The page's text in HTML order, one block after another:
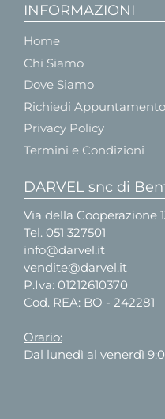
INFORMAZIONI
Home
Chi Siamo
Dove Siamo
Richiedi Appuntamento
Privacy Policy
Termini e Condizioni
DARVEL snc di
Via della Cooperazione
Tel. 051 327501
info@darvel.it
vendite@darvel.it
P.Iva: 01212610370
Cod. REA: BO - 242281
Orario:
Dal lunedì al venerdì